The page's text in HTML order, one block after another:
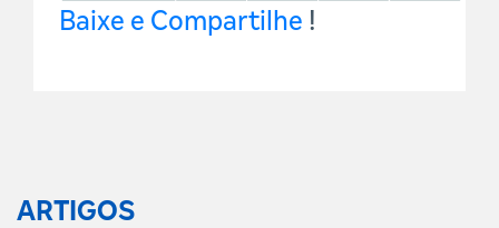
Baixe e Compartilhe !
ARTIGOS